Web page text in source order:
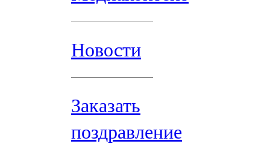
Новости
Заказать
поздравление